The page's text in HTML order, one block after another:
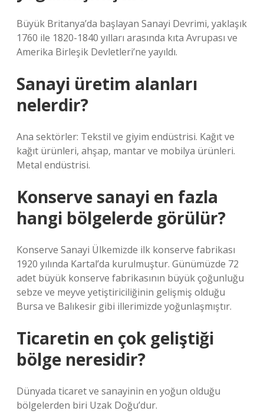
Büyük Britanya’da başlayan Sanayi Devrimi, yaklaşık
1760 ile 1820-1840 yılları arasında kıta Avrupası ve
Amerika Birleşik Devletleri’ne yayıldı.
Sanayi üretim alanları
nelerdir?
Ana sektörler: Tekstil ve giyim endüstrisi. Kağıt ve
kağıt ürünleri, ahşap, mantar ve mobilya ürünleri.
Metal endüstrisi.
Konserve sanayi en fazla
hangi bölgelerde görülür?
Konserve Sanayi Ülkemizde ilk konserve fabrikası
1920 yılında Kartal’da kurulmuştur. Günümüzde 72
adet büyük konserve fabrikasının büyük çoğunluğu
sebze ve meyve yetiştiriciliğinin gelişmiş olduğu
Bursa ve Balıkesir gibi illerimizde yoğunlaşmıştır.
Ticaretin en çok geliştiği
bölge neresidir?
Dünyada ticaret ve sanayinin en yoğun olduğu
bölgelerden biri Uzak Doğu’dur.